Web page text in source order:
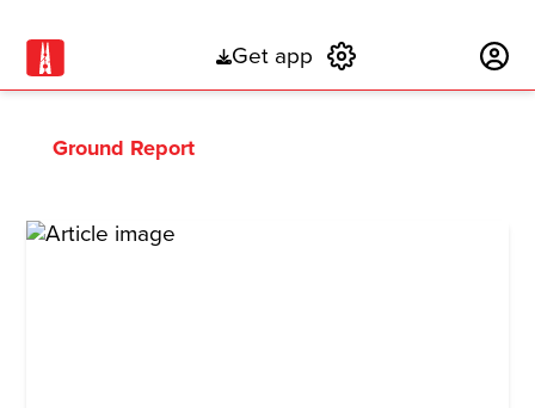
Get app
Ground Report